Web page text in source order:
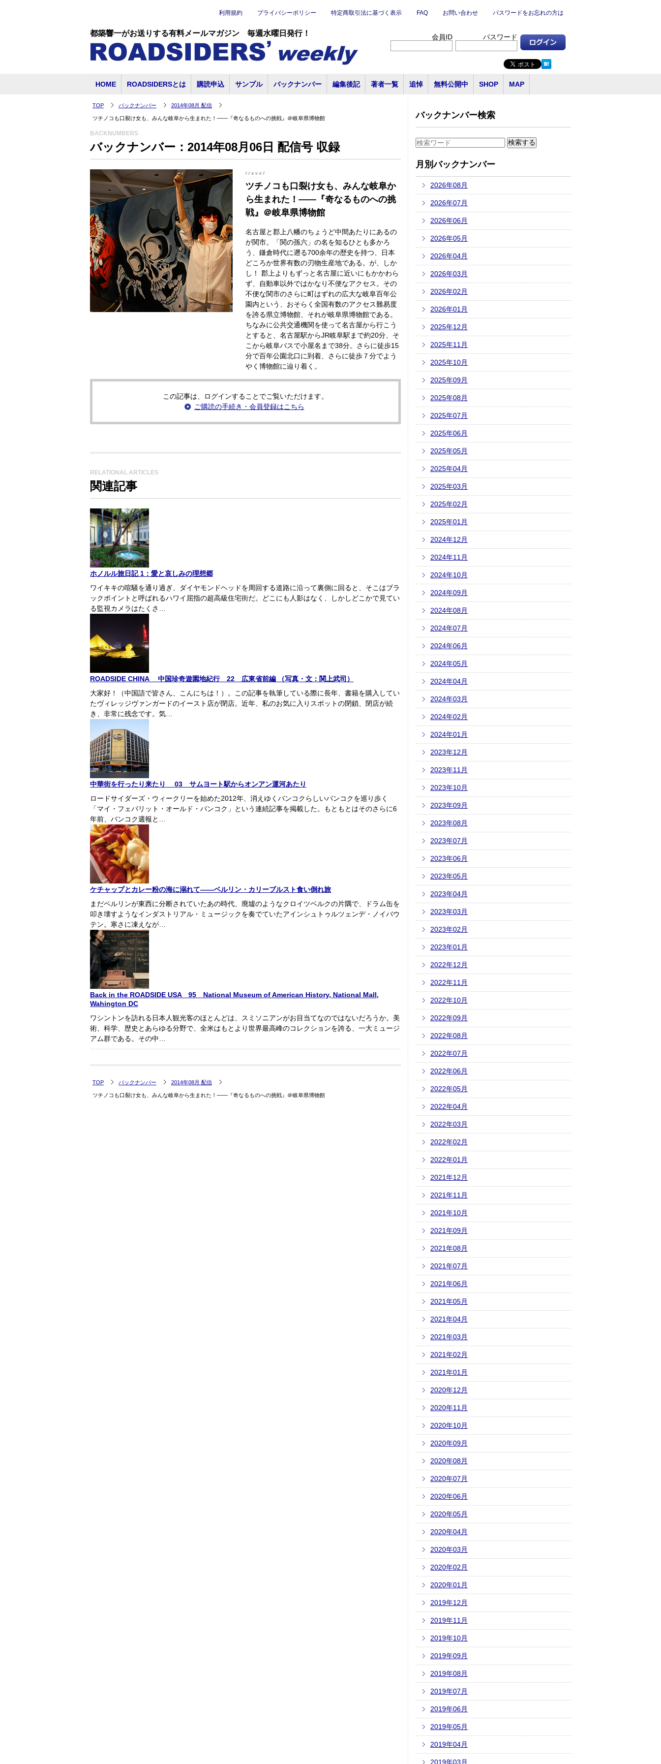
都築響一がお送りする有料メールマガジン 毎週水曜日発行！
利用規約 プライバシーポリシー 特定商取引法に基づく表示 FAQ お問い合わせ パスワードをお忘れの方は
会員ID パスワード
HOME ROADSIDERSとは 購読申込 サンプル バックナンバー 編集後記 著者一覧 追悼 無料公開中 SHOP MAP
TOP バックナンバー 2014年08月 配信
ツチノコも口裂け女も、みんな岐阜から生まれた！――『奇なるものへの挑戦』＠岐阜県博物館
BACKNUMBERS
バックナンバー：2014年08月06日 配信号 収録
travel
ツチノコも口裂け女も、みんな岐阜か
ら生まれた！――『奇なるものへの挑
戦』＠岐阜県博物館
名古屋と郡上八幡のちょうど中間あたりにあるの
が関市。「関の孫六」の名を知るひとも多かろ
う、鎌倉時代に遡る700余年の歴史を持つ、日本
どころか世界有数の刃物生産地である。が、しか
し！ 郡上よりもずっと名古屋に近いにもかかわら
ず、自動車以外ではかなり不便なアクセス。その
不便な関市のさらに町はずれの広大な岐阜百年公
園内という、おそらく全国有数のアクセス難易度
を誇る県立博物館、それが岐阜県博物館である。
ちなみに公共交通機関を使って名古屋から行こう
とすると、名古屋駅からJR岐阜駅まで約20分、そ
こから岐阜バスで小屋名まで38分。さらに徒歩15
分で百年公園北口に到着、さらに徒歩７分でよう
やく博物館に辿り着く。
この記事は、ログインすることでご覧いただけます。
ご購読の手続き・会員登録はこちら
RELATIONAL ARTICLES
関連記事
ホノルル旅日記 1：愛と哀しみの理想郷
ワイキキの喧騒を通り過ぎ、ダイヤモンドヘッドを周回する道路に沿って裏側に回ると、そこはブラ
ックポイントと呼ばれるハワイ屈指の超高級住宅街だ。どこにも人影はなく、しかしどこかで見てい
る監視カメラはたくさ…
ROADSIDE CHINA 中国珍奇遊園地紀行 22 広東省前編 （写真・文：関上武司）
大家好！（中国語で皆さん、こんにちは！）。この記事を執筆している際に長年、書籍を購入してい
たヴィレッジヴァンガードのイースト店が閉店。近年、私のお気に入りスポットの閉鎖、閉店が続
き、非常に残念です。気…
中華街を行ったり来たり 03 サムヨート駅からオンアン運河あたり
ロードサイダーズ・ウィークリーを始めた2012年、消えゆくバンコクらしいバンコクを巡り歩く
「マイ・フェバリット・オールド・バンコク」という連続記事を掲載した。もともとはそのさらに6
年前、バンコク週報と…
ケチャップとカレー粉の海に溺れて――ベルリン・カリーブルスト食い倒れ旅
まだベルリンが東西に分断されていたあの時代、廃墟のようなクロイツベルクの片隅で、ドラム缶を
叩き壊すようなインダストリアル・ミュージックを奏でていたアインシュトゥルツェンデ・ノイバウ
テン。寒さに凍えなが…
Back in the ROADSIDE USA 95 National Museum of American History, National Mall,
Wahington DC
ワシントンを訪れる日本人観光客のほとんどは、スミソニアンがお目当てなのではないだろうか。美
術、科学、歴史とあらゆる分野で、全米はもとより世界最高峰のコレクションを誇る、一大ミュージ
アム群である。その中…
TOP バックナンバー 2014年08月 配信
ツチノコも口裂け女も、みんな岐阜から生まれた！――『奇なるものへの挑戦』＠岐阜県博物館
バックナンバー検索
月別バックナンバー
2026年08月
2026年07月
2026年06月
2026年05月
2026年04月
2026年03月
2026年02月
2026年01月
2025年12月
2025年11月
2025年10月
2025年09月
2025年08月
2025年07月
2025年06月
2025年05月
2025年04月
2025年03月
2025年02月
2025年01月
2024年12月
2024年11月
2024年10月
2024年09月
2024年08月
2024年07月
2024年06月
2024年05月
2024年04月
2024年03月
2024年02月
2024年01月
2023年12月
2023年11月
2023年10月
2023年09月
2023年08月
2023年07月
2023年06月
2023年05月
2023年04月
2023年03月
2023年02月
2023年01月
2022年12月
2022年11月
2022年10月
2022年09月
2022年08月
2022年07月
2022年06月
2022年05月
2022年04月
2022年03月
2022年02月
2022年01月
2021年12月
2021年11月
2021年10月
2021年09月
2021年08月
2021年07月
2021年06月
2021年05月
2021年04月
2021年03月
2021年02月
2021年01月
2020年12月
2020年11月
2020年10月
2020年09月
2020年08月
2020年07月
2020年06月
2020年05月
2020年04月
2020年03月
2020年02月
2020年01月
2019年12月
2019年11月
2019年10月
2019年09月
2019年08月
2019年07月
2019年06月
2019年05月
2019年04月
2019年03月